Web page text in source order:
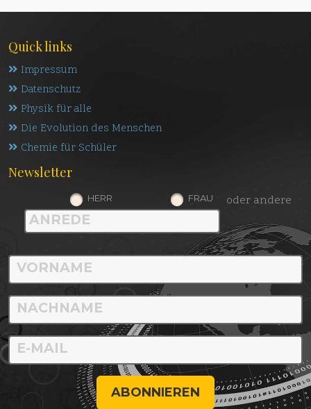
Quick links
Impressum
Datenschutz
Physik für alle
Die Evolution des Menschen
Chemie für Schüler
Newsletter
HERR FRAU oder andere
ABONNIEREN